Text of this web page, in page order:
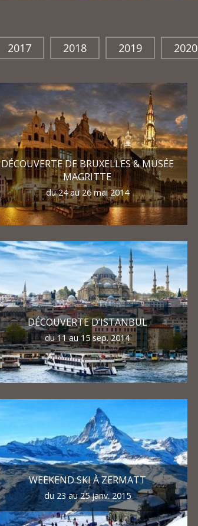
2017 2018 2019 2020
DÉCOUVERTE DE BRUXELLES & MUSÉE
MAGRITTE
du 24 au 26 mai 2014
DÉCOUVERTE D’ISTANBUL
du 11 au 15 sep. 2014
WEEKEND SKI À ZERMATT
du 23 au 25 janv. 2015